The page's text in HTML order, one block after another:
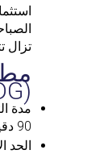
تزال
(CDG) في باريس
90 دقيقة
الحد